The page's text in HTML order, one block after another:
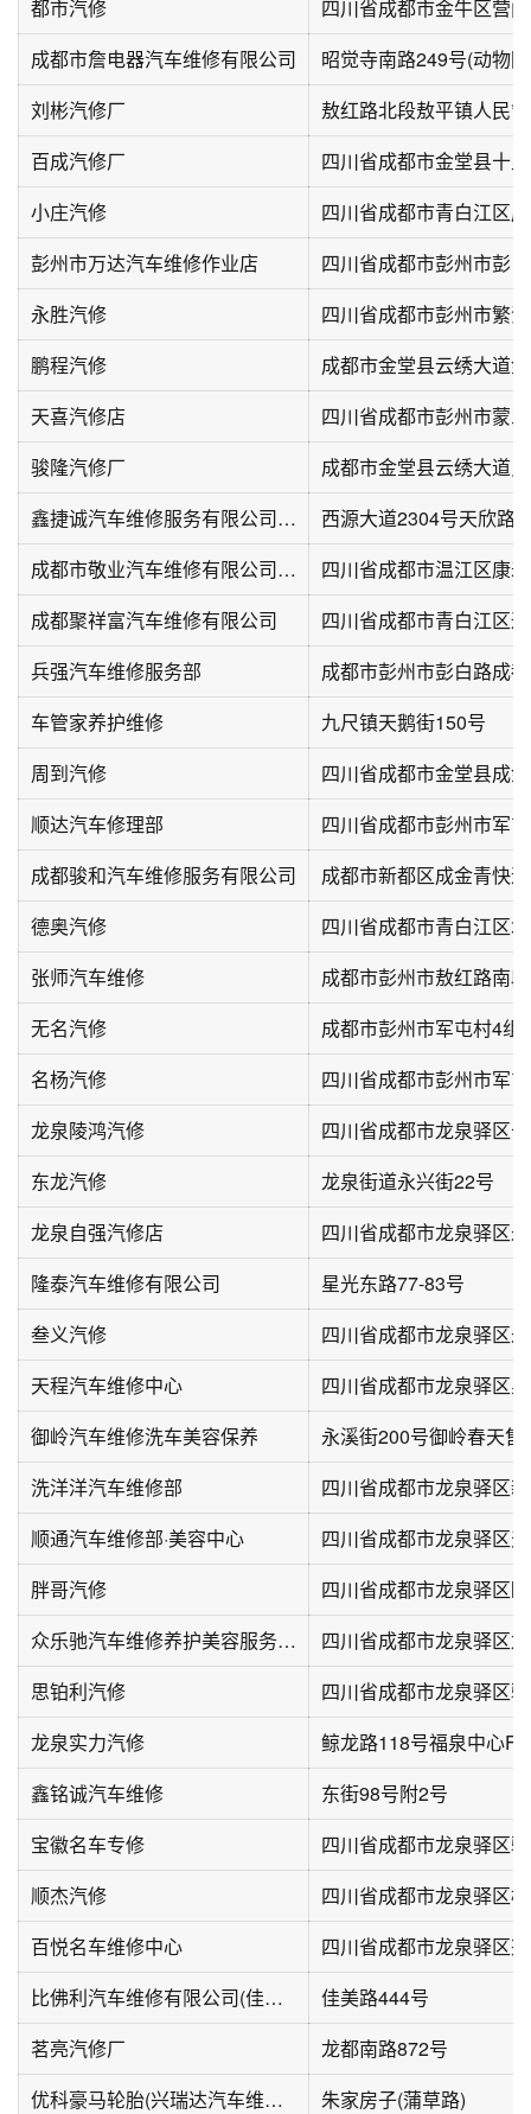
都市汽修
成都市詹电器汽车维修有限公司
刘彬汽修厂
敖红路北段敖平镇人民
百成汽修厂
四川省成都市金堂县十
小庄汽修
四川省成都市青白江区
彭州市万达汽车维修作业店
永胜汽修
四川省成都市彭州市繁
鹏程汽修
天喜汽修店
四川省成都市彭州市蒙
骏隆汽修厂
鑫捷诚汽车维修服务有限公司(西源大道店)
西源大道2304号天欣路
成都市敬业汽车维修有限公司(温江分公司)
四川省成都市温江区康
成都聚祥富汽车维修有限公司
四川省成都市青白江区
兵强汽车维修服务部
车管家养护维修
九尺镇天鹅街150号
周到汽修
四川省成都市金堂县成
顺达汽车修理部
四川省成都市彭州市军
成都骏和汽车维修服务有限公司
德奥汽修
四川省成都市青白江区
张师汽车维修
成都市彭州市敖红路南
无名汽修
成都市彭州市军屯村4组
名杨汽修
四川省成都市彭州市军
龙泉陵鸿汽修
四川省成都市龙泉驿区
东龙汽修
龙泉街道永兴街22号
龙泉自强汽修店
四川省成都市龙泉驿区
隆泰汽车维修有限公司
星光东路77-83号
叁义汽修
四川省成都市龙泉驿区
天程汽车维修中心
四川省成都市龙泉驿区
御岭汽车维修洗车美容保养
永溪街200号御岭春天售
洗洋洋汽车维修部
四川省成都市龙泉驿区
顺通汽车维修部·美容中心
四川省成都市龙泉驿区
胖哥汽修
四川省成都市龙泉驿区
众乐驰汽车维修养护美容服务汽修厂
思铂利汽修
四川省成都市龙泉驿区
龙泉实力汽修
鲸龙路118号福泉中心F1
鑫铭诚汽车维修
东街98号附2号
宝徽名车专修
四川省成都市龙泉驿区
顺杰汽修
四川省成都市龙泉驿区
百悦名车维修中心
四川省成都市龙泉驿区
比佛利汽车维修有限公司(佳美路店)
佳美路444号
茗亮汽修厂
龙都南路872号
优科豪马轮胎(兴瑞达汽车维修服务部)
朱家房子(蒲草路)